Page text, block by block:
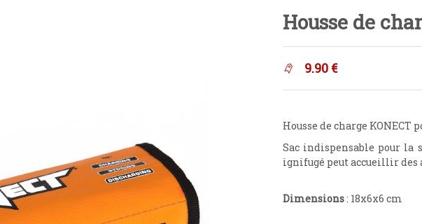
Housse de
9.90 €
Housse de charge KONECT
Sac indispensable pour la
ignifugé peut accueillir des
Dimensions: 18x6x6 cm